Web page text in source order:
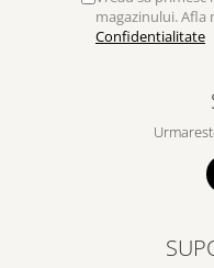
magazinului. Afla
Confidentialitate